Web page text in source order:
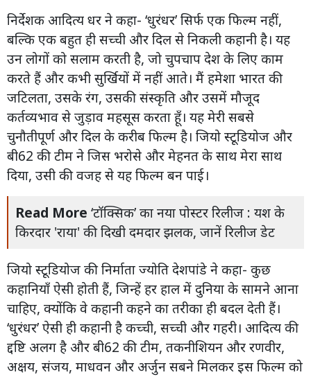
निर्देशक आदित्य धर ने कहा- ‘धुरंधर’ सिर्फ एक फिल्म नहीं,
बल्कि एक बहुत ही सच्ची और दिल से निकली कहानी है। यह
उन लोगों को सलाम करती है, जो चुपचाप देश के लिए काम
करते हैं और कभी सुर्खियों में नहीं आते। मैं हमेशा भारत की
जटिलता, उसके रंग, उसकी संस्कृति और उसमें मौजूद
कर्तव्यभाव से जुड़ाव महसूस करता हूँ। यह मेरी सबसे
चुनौतीपूर्ण और दिल के करीब फिल्म है। जियो स्टूडियोज और
बी62 की टीम ने जिस भरोसे और मेहनत के साथ मेरा साथ
दिया, उसी की वजह से यह फिल्म बन पाई।
Read More ‘टॉक्सिक’ का नया पोस्टर रिलीज : यश के
किरदार 'राया' की दिखी दमदार झलक, जानें रिलीज डेट
जियो स्टूडियोज की निर्माता ज्योति देशपांडे ने कहा- कुछ
कहानियाँ ऐसी होती हैं, जिन्हें हर हाल में दुनिया के सामने आना
चाहिए, क्योंकि वे कहानी कहने का तरीका ही बदल देती हैं।
‘धुरंधर’ ऐसी ही कहानी है कच्ची, सच्ची और गहरी। आदित्य की
द्दष्टि अलग है और बी62 की टीम, तकनीशियन और रणवीर,
अक्षय, संजय, माधवन और अर्जुन सबने मिलकर इस फिल्म को